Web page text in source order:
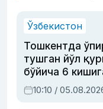
Ўзбекистон
Тошкентда
тушган йўл
бўйича 6
ҳукми ўқилди
10:10 /